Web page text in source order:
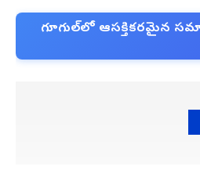
గూగుల్‌లో ఆసక్తికరమైన